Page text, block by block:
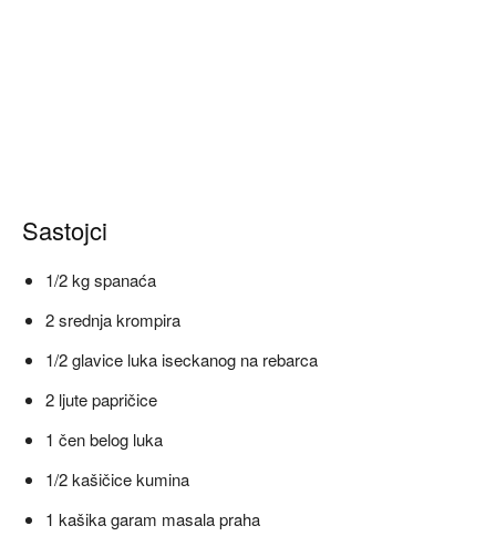
Sastojci
1/2 kg spanaća
2 srednja krompira
1/2 glavice luka iseckanog na rebarca
2 ljute papričice
1 čen belog luka
1/2 kašičice kumina
1 kašika garam masala praha